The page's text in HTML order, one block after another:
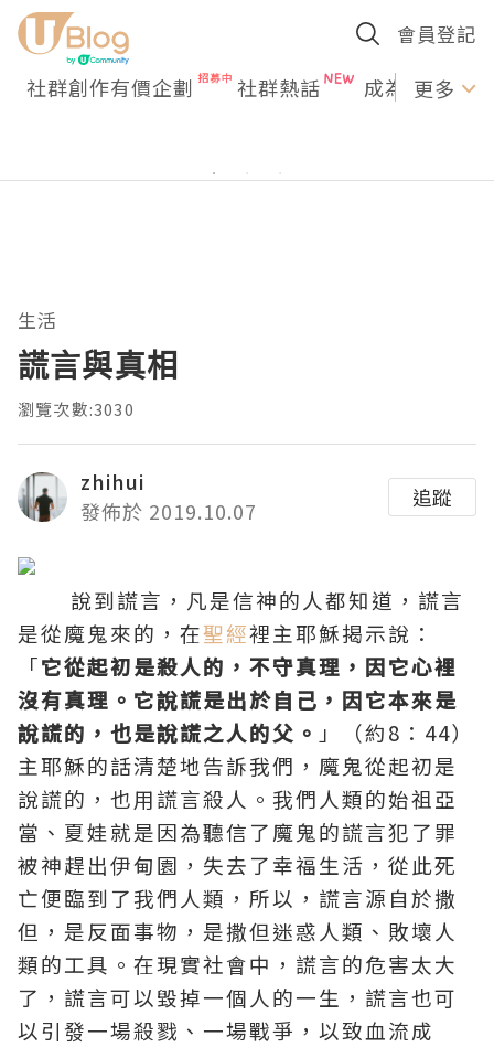
會員登記
社群創作有價企劃 社群熱話 成為U更多
生活
謊言與真相
瀏覽次數:3030
zhihui
發佈於 2019.10.07
追蹤
說到謊言，凡是信神的人都知道，謊言
是從魔鬼來的，在聖經裡主耶穌揭示說：
「它從起初是殺人的，不守真理，因它心裡
沒有真理。它說謊是出於自己，因它本來是
說謊的，也是說謊之人的父。 」（約8：44）
主耶穌的話清楚地告訴我們，魔鬼從起初是
說謊的，也用謊言殺人。我們人類的始祖亞
當、夏娃就是因為聽信了魔鬼的謊言犯了罪
被神趕出伊甸園，失去了幸福生活，從此死
亡便臨到了我們人類，所以，謊言源自於撒
但，是反面事物，是撒但迷惑人類、敗壞人
類的工具。在現實社會中，謊言的危害太大
了，謊言可以毀掉一個人的一生，謊言也可
以引發一場殺戮、一場戰爭，以致血流成